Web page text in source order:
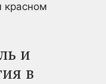
красном
и
в